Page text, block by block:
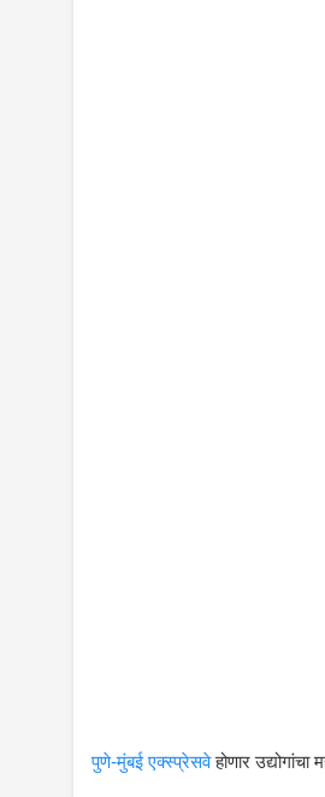
पुणे-मुंबई एक्स्प्रेसवेहोणार